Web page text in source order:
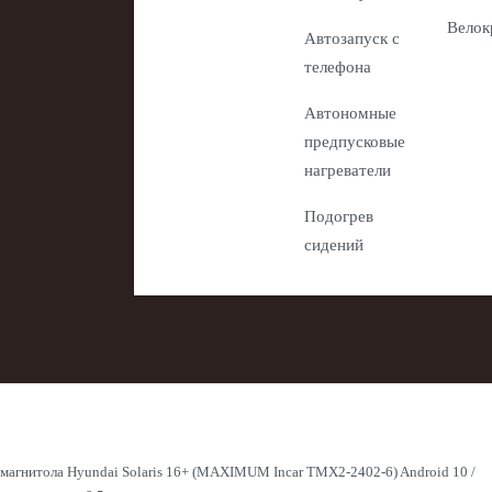
Автозапуск с
телефона
Автономные
предпусковые
нагреватели
Подогрев
сидений
Hyundai Solaris 16+ (MAXIMUM Incar TMX2-2402-6) Android 10 /